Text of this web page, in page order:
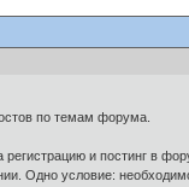
по темам форума.
и постинг в
Одно условие: